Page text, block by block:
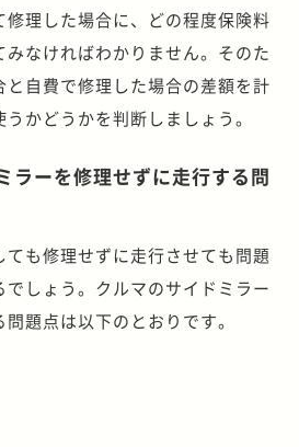
修理した場合に、どの程度保険料
なければわかりません。そのた
と自費で修理した場合の差額を計
かどうかを判断しましょう。
ラーを修理せずに走行する問
ても修理せずに走行させても問題
しょう。クルマのサイドミラー
題点は以下のとおりです。